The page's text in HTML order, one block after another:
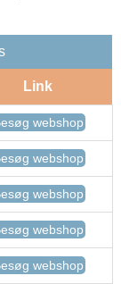
Link
webshop
webshop
webshop
webshop
webshop